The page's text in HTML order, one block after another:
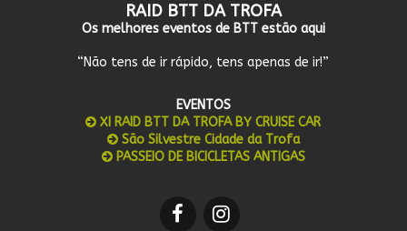
RAID BTT DA TROFA
Os melhores eventos de BTT estão aqui
“Não tens de ir rápido, tens apenas de ir!”
EVENTOS
XI RAID BTT DA TROFA BY CRUISE CAR
São Silvestre Cidade da Trofa
PASSEIO DE BICICLETAS ANTIGAS